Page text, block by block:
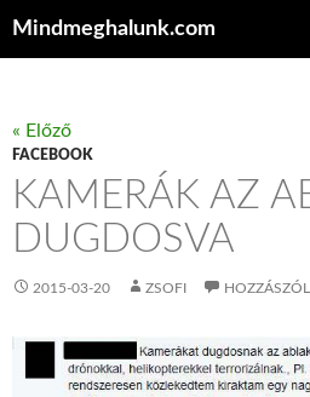
Mindmeghalunk.com
« Előző
FACEBOOK
KAMERÁK AZ
DUGDOSVA
2015-03-20 ZSOFI